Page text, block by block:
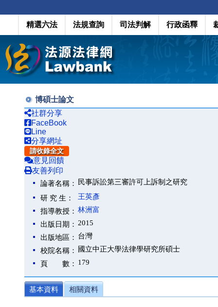
精選六法 法規查詢 司法判解 行政函釋
博碩士論文
社群分享
FaceBook
Line
分享網址
請收錄全文
意見回饋
友善列印
論著名稱： 民事訴訟第三審許可上訴制之研究
研 究 生：
王英彥
指導教授： 林洲富
出版日期： 2015
出版地區： 台灣
校院名稱：
國立中正大學法律學研究所碩士
頁 數： 179
基本資料 相關資料